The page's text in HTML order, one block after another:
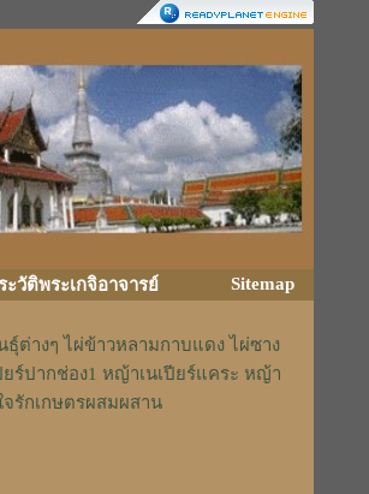
ะวัติพระเกจิอาจารย์ Sitemap
ต่างๆ ไผ่ข้าวหลามกาบแดง ไผ่ซาง
ร์ปากช่อง1 หญ้าเนเปียร์แคระ หญ้า
จรักเกษตรผสมผสาน